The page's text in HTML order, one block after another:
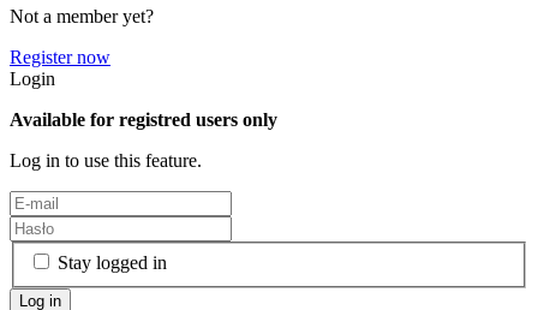
Not a member yet?
Register now
Login
Available for registred users only
Log in to use this feature.
Stay logged in